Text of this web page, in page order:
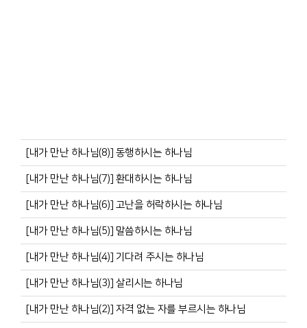
[내가 만난 하나님(8)] 동행하시는 하나님
[내가 만난 하나님(7)] 환대하시는 하나님
[내가 만난 하나님(6)] 고난을 허락하시는 하나님
[내가 만난 하나님(5)] 말씀하시는 하나님
[내가 만난 하나님(4)] 기다려 주시는 하나님
[내가 만난 하나님(3)] 살리시는 하나님
[내가 만난 하나님(2)] 자격 없는 자를 부르시는 하나님